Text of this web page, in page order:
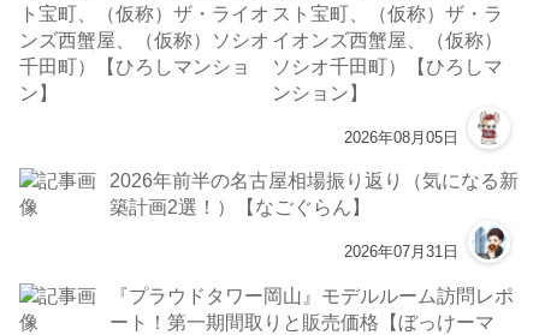
スト宝町、（仮称）ザ・ラ
イオンズ西蟹屋、（仮称）
ソシオ千田町）【ひろしマ
ンション】
2026年08月05日
2026年前半の名古屋相場振り返り（気になる新
築計画2選！）【なごぐらん】
2026年07月31日
『プラウドタワー岡山』モデルルーム訪問レポ
ート！第一期間取りと販売価格【ぼっけーマ